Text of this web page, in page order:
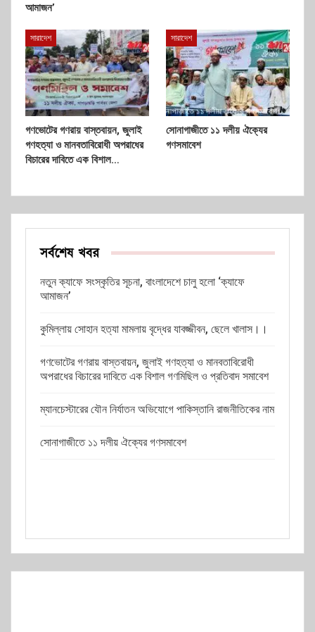
আমাজন’
সারাদেশ
গণভোটের গণরায় বাস্তবায়ন, জুলাই
গণহত্যা ও মানবতাবিরোধী অপরাধের
বিচারের দাবিতে এক বিশাল…
সারাদেশ
সোনাগাজীতে ১১ দলীয় ঐক্যের
গণসমাবেশ
সর্বশেষ খবর
নতুন ক্যাফে সংস্কৃতির সূচনা, বাংলাদেশে চালু হলো ‘ক্যাফে
আমাজন’
কুমিল্লায় সোহান হত্যা মামলায় বৃদ্ধের যাবজ্জীবন, ছেলে খালাস।।
গণভোটের গণরায় বাস্তবায়ন, জুলাই গণহত্যা ও মানবতাবিরোধী
অপরাধের বিচারের দাবিতে এক বিশাল গণমিছিল ও প্রতিবাদ সমাবেশ
ম্যানচেস্টারের যৌন নির্যাতন অভিযোগে পাকিস্তানি রাজনীতিকের নাম
সোনাগাজীতে ১১ দলীয় ঐক্যের গণসমাবেশ